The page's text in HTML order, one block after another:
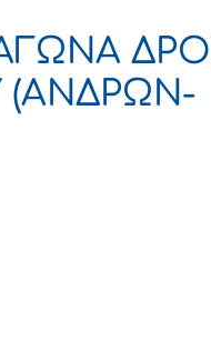
(ΑΝΔΡΩΝ-